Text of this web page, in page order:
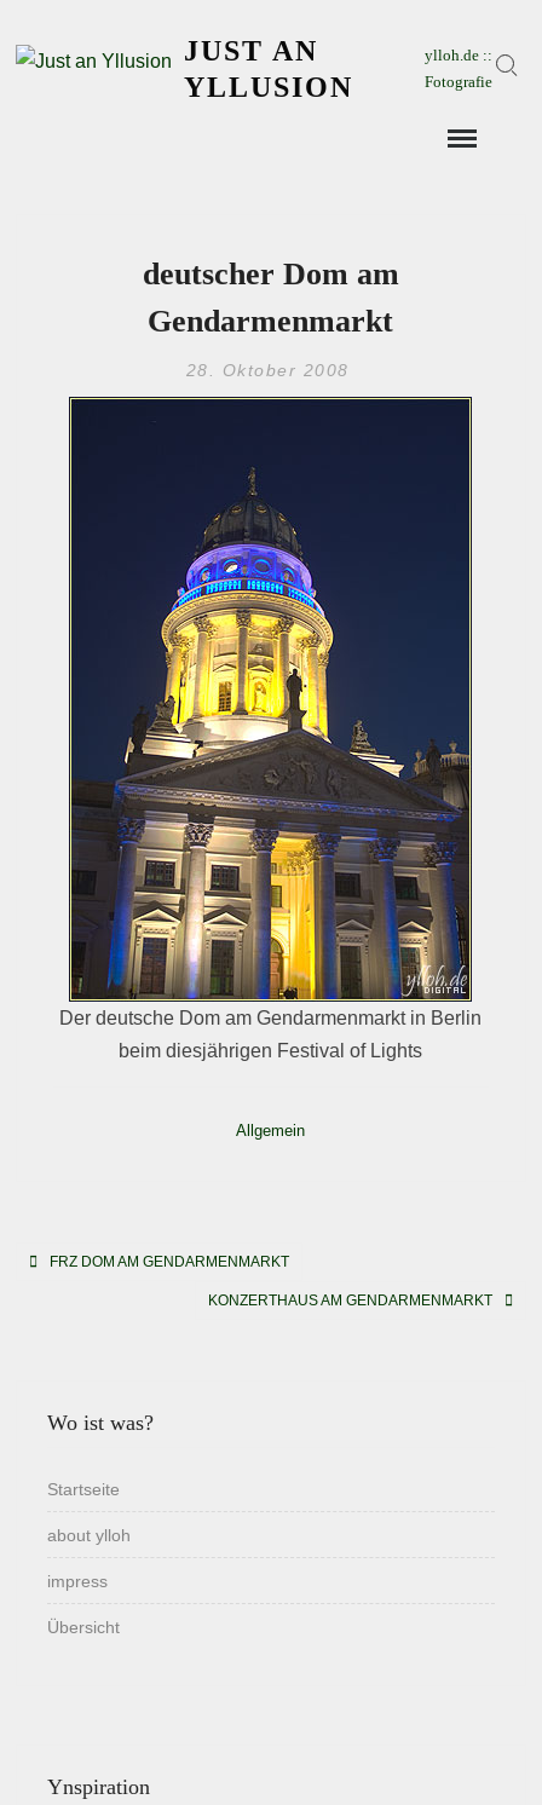
JUST AN
YLLUSION
ylloh.de ::
Fotografie
deutscher Dom am
Gendarmenmarkt
28. Oktober 2008
Der deutsche Dom am Gendarmenmarkt in Berlin
beim diesjährigen Festival of Lights
Allgemein
Beitragsnavigation
FRZ DOM AM GENDARMENMARKT
KONZERTHAUS AM GENDARMENMARKT
Wo ist was?
Startseite
about ylloh
impress
Übersicht
Ynspiration